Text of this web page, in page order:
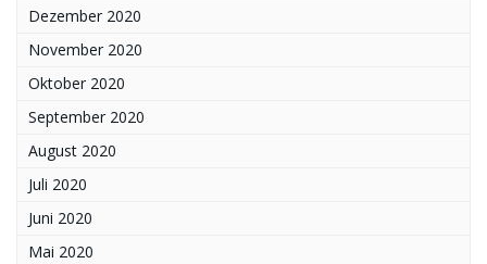
Dezember 2020
November 2020
Oktober 2020
September 2020
August 2020
Juli 2020
Juni 2020
Mai 2020